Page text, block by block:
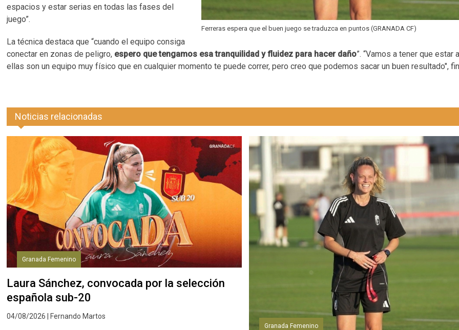
Ferreras espera que el buen juego se traduzca en puntos (GRANADA CF)
espacios y estar serias en todas las fases del
juego”.
La técnica destaca que “cuando el equipo consiga
conectar en zonas de peligro, espero que tengamos esa tranquilidad y fluidez para hacer daño”. “Vamos a tener que estar
ellas son un equipo muy físico que en cualquier momento te puede correr, pero creo que podemos sacar un buen resultado",
Noticias relacionadas
Granada Femenino
Laura Sánchez, convocada por la selección
española sub-20
04/08/2026 | Fernando Martos
Granada Femenino